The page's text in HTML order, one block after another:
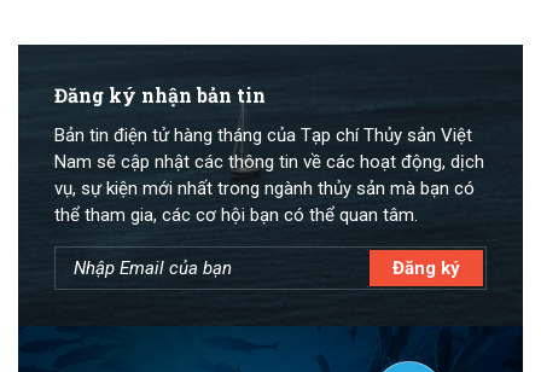
Đăng ký nhận bản tin
Bản tin điện tử hàng tháng của Tạp chí Thủy sản Việt
Nam sẽ cập nhật các thông tin về các hoạt động, dịch
vụ, sự kiện mới nhất trong ngành thủy sản mà bạn có
thể tham gia, các cơ hội bạn có thể quan tâm.